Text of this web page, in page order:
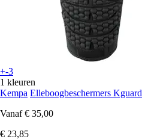
+-3
1 kleuren
Kempa Elleboogbeschermers Kguard
Vanaf € 35,00
€ 23,85